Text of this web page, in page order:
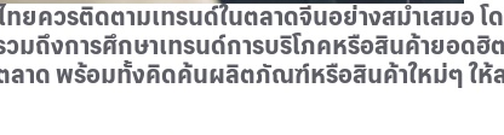
ควรติดตามเทรนด์ในตลาดจีนอย่างสม่ำเสมอ โ
วมถึงการศึกษาเทรนด์การบริโภคหรือสินค้ายอด
ลาด พร้อมทั้งคิดค้นผลิตภัณฑ์หรือสินค้าใหม่ๆ ใ